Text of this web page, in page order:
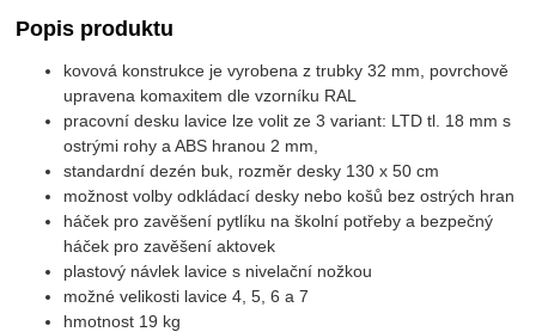
Popis produktu
kovová konstrukce je vyrobena z trubky 32 mm, povrchově
upravena komaxitem dle vzorníku RAL
pracovní desku lavice lze volit ze 3 variant: LTD tl. 18 mm s
ostrými rohy a ABS hranou 2 mm,
standardní dezén buk, rozměr desky 130 x 50 cm
možnost volby odkládací desky nebo košů bez ostrých hran
háček pro zavěšení pytlíku na školní potřeby a bezpečný
háček pro zavěšení aktovek
plastový návlek lavice s nivelační nožkou
možné velikosti lavice 4, 5, 6 a 7
hmotnost 19 kg